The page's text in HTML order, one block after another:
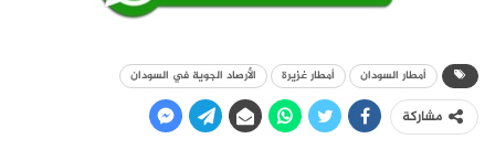
أمطار السودان أمطار غزيرة الأرصاد الجوية في السودان
مشاركة